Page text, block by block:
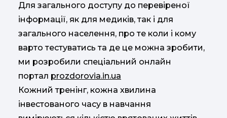
Для загального доступу до перевіреної
інформації, як для медиків, так і для
загального населення, про те коли і кому
варто тестуватись та де це можна зробити,
ми розробили спеціальний онлайн
портал prozdorovia.in.ua
Кожний тренінг, кожна хвилина
інвестованого часу в навчання